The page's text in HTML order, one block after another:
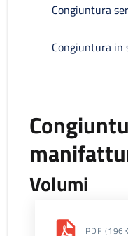
Congiuntura
Congiuntura in
Volumi
PDF